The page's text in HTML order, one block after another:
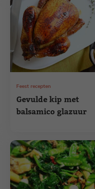
Gevulde kip met
balsamico glazuur
Feest recepten